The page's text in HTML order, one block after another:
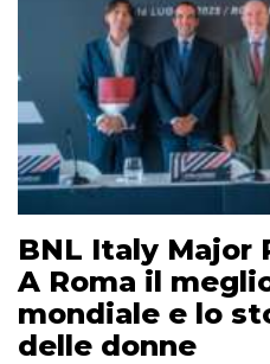
BNL Italy Major
A Roma il
mondiale e lo
delle donne